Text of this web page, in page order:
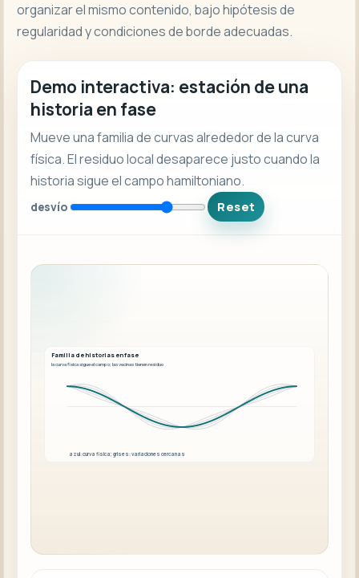
organizar el mismo contenido, bajo hipótesis de
regularidad y condiciones de borde adecuadas.
Demo interactiva: estación de una
historia en fase
Mueve una familia de curvas alrededor de la curva
física. El residuo local desaparece justo cuando la
historia sigue el campo hamiltoniano.
desvío Reset
Familia de historias en fase
la curva fisica sigue el campo; las vecinas tienen residuo
azul: curva fisica; grises: variaciones cercanas